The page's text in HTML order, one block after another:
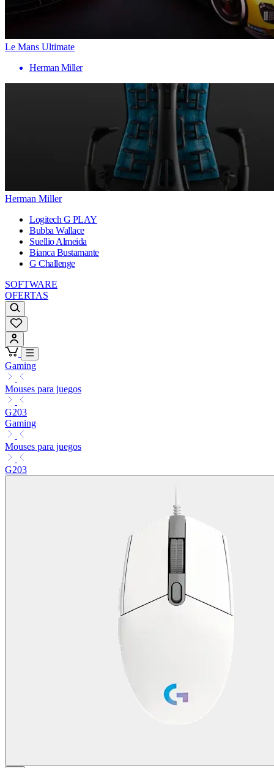
Le Mans Ultimate
Herman Miller
Herman Miller
Logitech G PLAY
Bubba Wallace
Suellio Almeida
Bianca Bustamante
G Challenge
SOFTWARE
OFERTAS
Gaming
Mouses para juegos
G203
Gaming
Mouses para juegos
G203